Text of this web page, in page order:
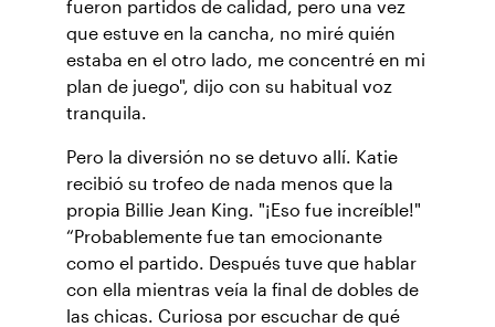
fueron partidos de calidad, pero una vez
que estuve en la cancha, no miré quién
estaba en el otro lado, me concentré en mi
plan de juego", dijo con su habitual voz
tranquila.
Pero la diversión no se detuvo allí. Katie
recibió su trofeo de nada menos que la
propia Billie Jean King. "¡Eso fue increíble!"
“Probablemente fue tan emocionante
como el partido. Después tuve que hablar
con ella mientras veía la final de dobles de
las chicas. Curiosa por escuchar de qué